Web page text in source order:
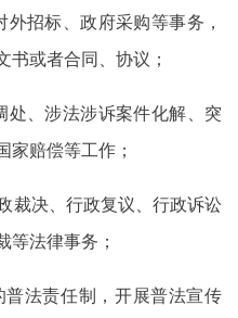
招标、政府采购等事务，
书或者合同、协议；
、涉法涉诉案件化解、突
赔偿等工作；
裁决、行政复议、行政诉讼
等法律事务；
普法责任制，开展普法宣传